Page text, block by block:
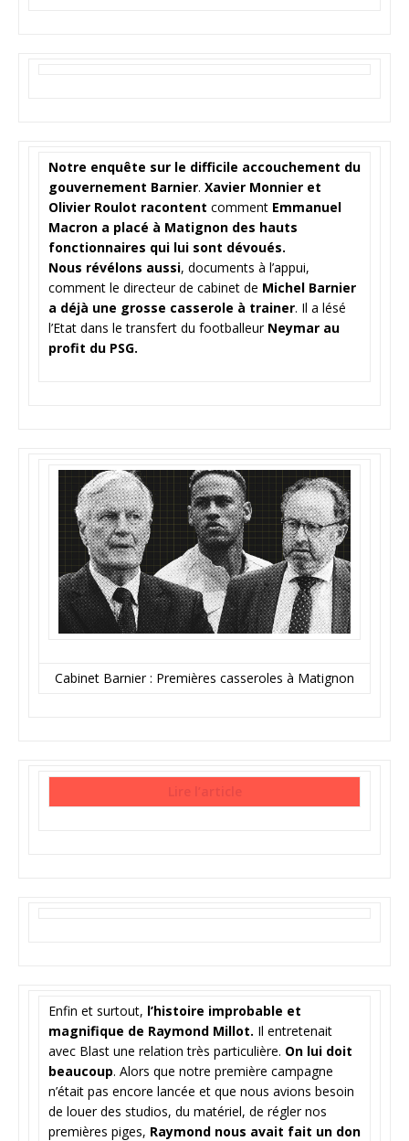
Notre enquête sur le difficile accouchement du
gouvernement Barnier. Xavier Monnier et
Olivier Roulot racontent comment Emmanuel
Macron a placé à Matignon des hauts
fonctionnaires qui lui sont dévoués.
Nous révélons aussi, documents à l’appui,
comment le directeur de cabinet de Michel Barnier
a déjà une grosse casserole à trainer. Il a lésé
l’Etat dans le transfert du footballeur Neymar au
profit du PSG.
Cabinet Barnier : Premières casseroles à Matignon
Lire l’article
Enfin et surtout, l’histoire improbable et
magnifique de Raymond Millot. Il entretenait
avec Blast une relation très particulière. On lui doit
beaucoup. Alors que notre première campagne
n’était pas encore lancée et que nous avions besoin
de louer des studios, du matériel, de régler nos
premières piges, Raymond nous avait fait un don